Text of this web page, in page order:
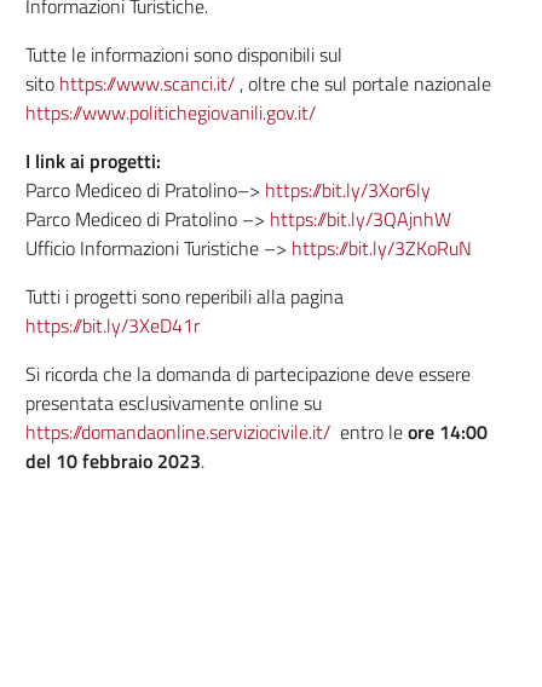
Informazioni Turistiche.
Tutte le informazioni sono disponibili sul
sito https://www.scanci.it/, oltre che sul portale nazionale
https://www.politichegiovanili.gov.it/
I link ai progetti:
Parco Mediceo di Pratolino–> https://bit.ly/3Xor6ly
Parco Mediceo di Pratolino –> https://bit.ly/3QAjnhW
Ufficio Informazioni Turistiche –> https://bit.ly/3ZKoRuN
Tutti i progetti sono reperibili alla pagina
https://bit.ly/3XeD41r
Si ricorda che la domanda di partecipazione deve essere
presentata esclusivamente online su
https://domandaonline.serviziocivile.it/entro leore 14:00
del 10 febbraio 2023.